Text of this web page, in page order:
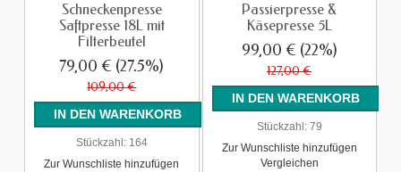
Schneckenpresse
Saftpresse 18L mit
Filterbeutel
79,00 € (27.5%)
109,00 €
Stückzahl:164
Zur Wunschliste hinzufügen
Passierpresse &
Käsepresse 5L
99,00 € (22%)
127,00 €
Stückzahl:79
Zur Wunschliste hinzufügen
Vergleichen